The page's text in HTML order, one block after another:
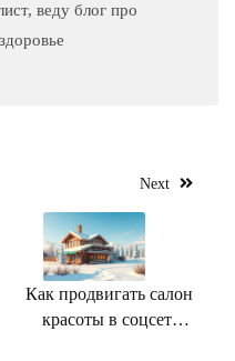
веду блог про
Next
Как продвигать салон
красоты в соцсетях: